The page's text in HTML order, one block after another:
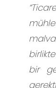
bir